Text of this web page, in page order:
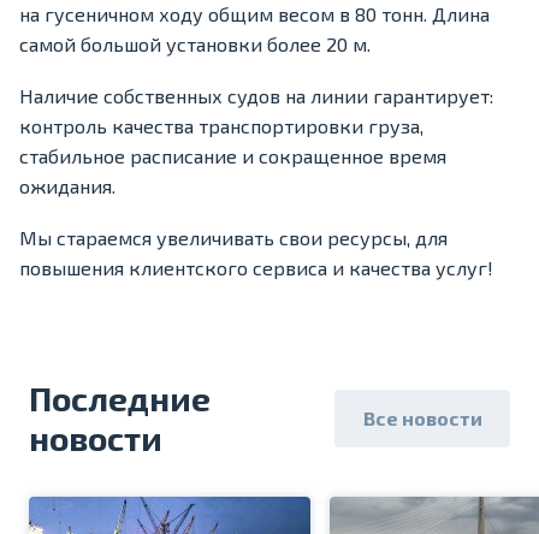
на гусеничном ходу общим весом в 80 тонн. Длина
самой большой установки более 20 м.
Наличие собственных судов на линии гарантирует:
контроль качества транспортировки груза,
стабильное расписание и сокращенное время
ожидания.
Мы стараемся увеличивать свои ресурсы, для
повышения клиентского сервиса и качества услуг!
Последние
новости
Все новости